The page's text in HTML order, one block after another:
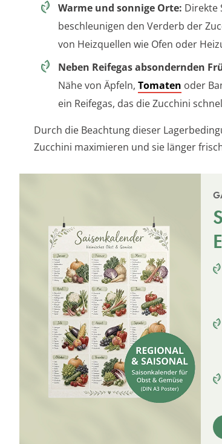
Warme und sonnige Orte: Direkte
beschleunigen den Verderb der
von Heizquellen wie Ofen oder
Neben Reifegas absondernden
Nähe von Äpfeln, Tomaten oder
ein Reifegas, das die Zucchini
Durch die Beachtung dieser
Zucchini maximieren und sie länger